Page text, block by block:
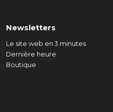
Newsletters
Le site web en 3 minutes
Dernière heure
Boutique